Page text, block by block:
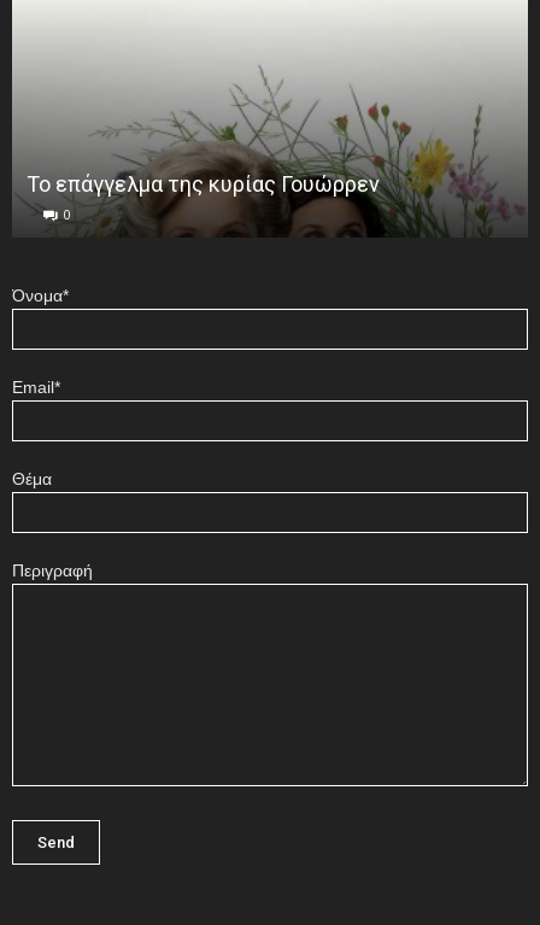
Το επάγγελμα της κυρίας Γουώρρεν
0
Όνομα*
Email*
Θέμα
Περιγραφή